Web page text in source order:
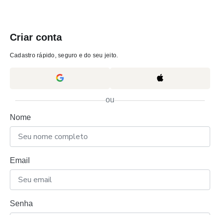
Criar conta
Cadastro rápido, seguro e do seu jeito.
ou
Nome
Email
Senha